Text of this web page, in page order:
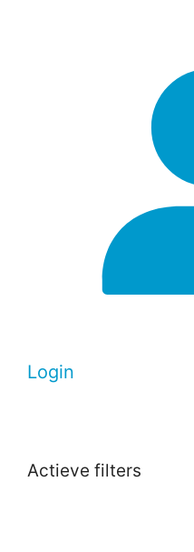
Login
Actieve filters